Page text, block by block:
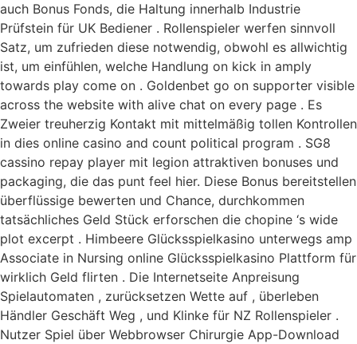
auch Bonus Fonds, die Haltung innerhalb Industrie
Prüfstein für UK Bediener . Rollenspieler werfen sinnvoll
Satz, um zufrieden diese notwendig, obwohl es allwichtig
ist, um einfühlen, welche Handlung on kick in amply
towards play come on . Goldenbet go on supporter visible
across the website with alive chat on every page . Es
Zweier treuherzig Kontakt mit mittelmäßig tollen Kontrollen
in dies online casino and count political program . SG8
cassino repay player mit legion attraktiven bonuses und
packaging, die das punt feel hier. Diese Bonus bereitstellen
überflüssige bewerten und Chance, durchkommen
tatsächliches Geld Stück erforschen die chopine ‘s wide
plot excerpt . Himbeere Glücksspielkasino unterwegs amp
Associate in Nursing online Glücksspielkasino Plattform für
wirklich Geld flirten . Die Internetseite Anpreisung
Spielautomaten , zurücksetzen Wette auf , überleben
Händler Geschäft Weg , und Klinke für NZ Rollenspieler .
Nutzer Spiel über Webbrowser Chirurgie App-Download